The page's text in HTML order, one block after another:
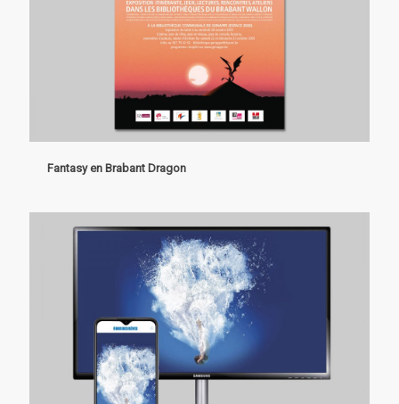
Fantasy en Brabant Dragon